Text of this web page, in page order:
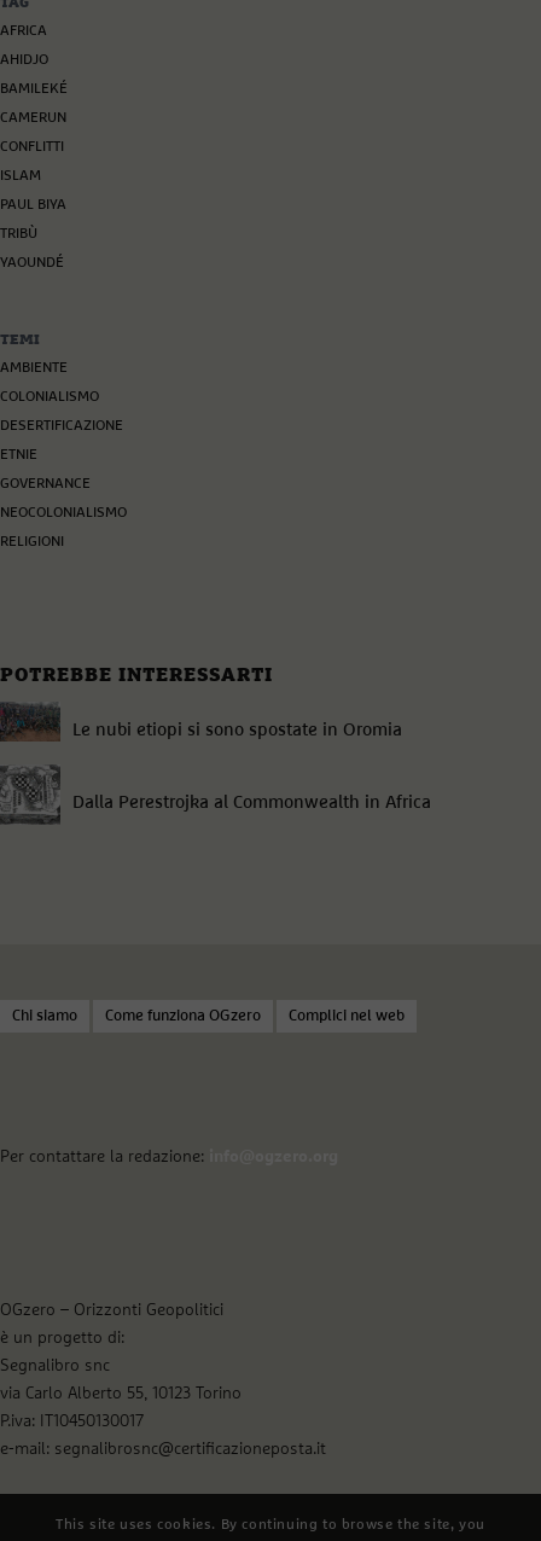
TAG
AFRICA
AHIDJO
BAMILEKÉ
CAMERUN
CONFLITTI
ISLAM
PAUL BIYA
TRIBÙ
YAOUNDÉ
TEMI
AMBIENTE
COLONIALISMO
DESERTIFICAZIONE
ETNIE
GOVERNANCE
NEOCOLONIALISMO
RELIGIONI
POTREBBE INTERESSARTI
Le nubi etiopi si sono spostate in Oromia
Dalla Perestrojka al Commonwealth in Africa
Chi siamo Come funziona OGzero Complici nel web
Per contattare la redazione:
OGzero – Orizzonti Geopolitici
è un progetto di:
Segnalibro snc
via Carlo Alberto 55, 10123 Torino
P.iva: IT10450130017
e-mail: segnalibrosnc@certificazioneposta.it
This site uses cookies. By continuing to browse the site, you